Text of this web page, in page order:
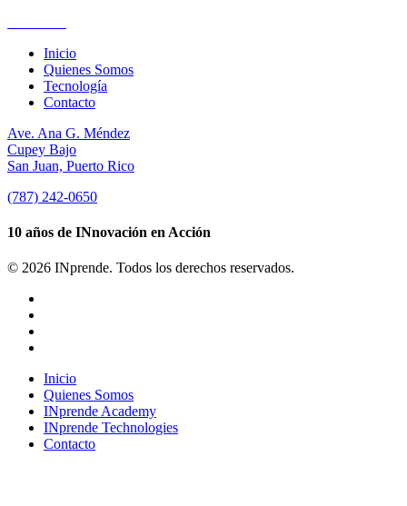
Inicio
Quienes Somos
Tecnología
Contacto
Ave. Ana G. Méndez
Cupey Bajo
San Juan, Puerto Rico
(787) 242-0650
10 años de INnovación en Acción
© 2026 INprende. Todos los derechos reservados.
Close
Menu
Inicio
Quienes Somos
INprende Academy
INprende Technologies
Contacto